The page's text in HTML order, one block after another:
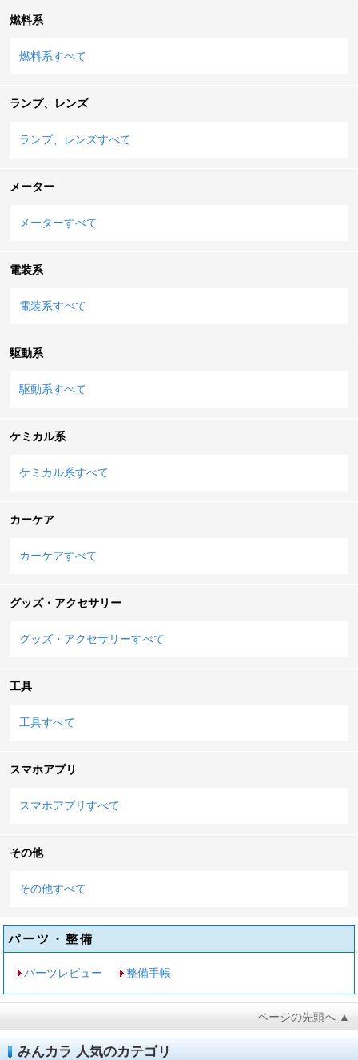
燃料系
燃料系すべて
ランプ、レンズ
ランプ、レンズすべて
メーター
メーターすべて
電装系
電装系すべて
駆動系
駆動系すべて
ケミカル系
ケミカル系すべて
カーケア
カーケアすべて
グッズ・アクセサリー
グッズ・アクセサリーすべて
工具
工具すべて
スマホアプリ
スマホアプリすべて
その他
その他すべて
パーツ・整備
パーツレビュー 整備手帳
ページの先頭へ ▲
みんカラ 人気のカテゴリ